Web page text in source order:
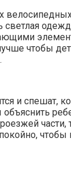
светлая
чтобы
и спешат,
части,